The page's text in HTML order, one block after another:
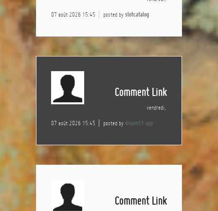
07 août 2026 15:45 posted by slotcatalog
Comment Link
vendredi,
07 août 2026 15:45 posted by dream11 app
Comment Link